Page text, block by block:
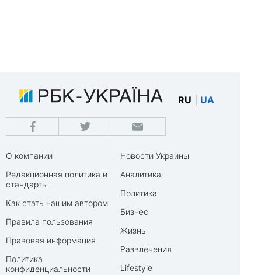
RU UA
О компании
Редакционная политика и
стандарты
Как стать нашим автором
Правила пользования
Правовая информация
Политика
конфиденциальности
Новости Украины
Аналитика
Политика
Бизнес
Жизнь
Развлечения
Lifestyle